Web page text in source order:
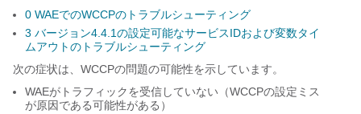
0 WAEでのWCCPのトラブルシューティング
3 バージョン4.4.1の設定可能なサービスIDおよび変数タイ
ムアウトのトラブルシューティング
次の症状は、WCCPの問題の可能性を示しています。
WAEがトラフィックを受信していない（WCCPの設定ミス
が原因である可能性がある）